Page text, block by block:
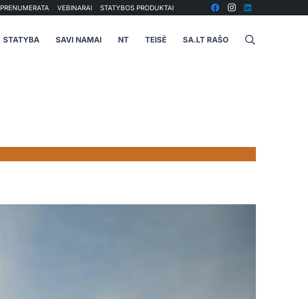
PRENUMERATA VEBINARAI STATYBOS PRODUKTAI
STATYBA SAVI NAMAI NT TEISĖ SA.LT RAŠO